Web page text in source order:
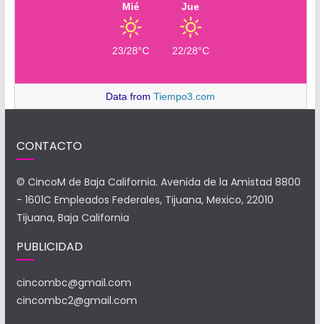
Mié
23/28°C
Jue
22/28°C
Data fromTiempo3.com
CONTACTO
© CincoM de Baja California. Avenida de la Amistad 8800
- 1601C Empleados Federales, Tijuana, Mexico, 22010
Tijuana, Baja California
PUBLICIDAD
cincombc@gmail.com
cincombc2@gmail.com